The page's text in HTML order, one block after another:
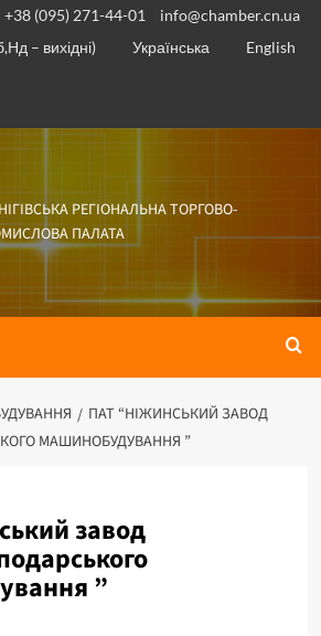
+38 (095) 271-44-01
info@chamber.cn.ua
– вихідні)
Українська English
РЕГІОНАЛЬНА ТОРГОВО-
ПАЛАТА
ПАТ “НІЖИНСЬКИЙ ЗАВОД
МАШИНОБУДУВАННЯ ”
завод
”